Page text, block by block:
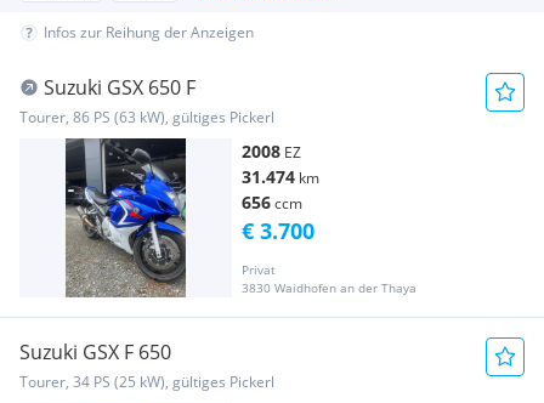
Infos zur Reihung der Anzeigen
Suzuki GSX 650 F
Tourer, 86 PS (63 kW), gültiges Pickerl
2008 EZ
31.474 km
656ccm
Privat
3830 Waidhofen an der Thaya
€ 3.700
Suzuki GSX F 650
Tourer, 34 PS (25 kW), gültiges Pickerl